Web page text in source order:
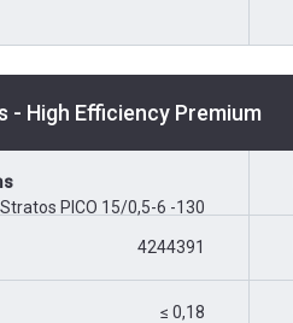
- High Efficiency Premium
Stratos PICO 15/0,5-6 -130
4244391
≤ 0,18